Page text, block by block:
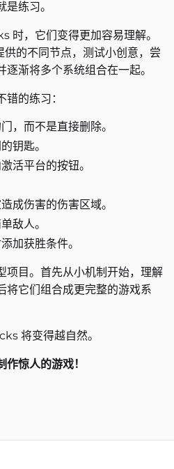
练习。
时，它们变得更加容易理解。
的不同节点，测试小创意，尝
渐将多个系统组合在一起。
的练习：
，而不是直接删除。
钥匙。
活平台的按钮。
成伤害的伤害区域。
敌人。
加获胜条件。
项目。首先从小机制开始，理解
将它们组合成更完整的游戏系
将变得越自然。
惊人的游戏！